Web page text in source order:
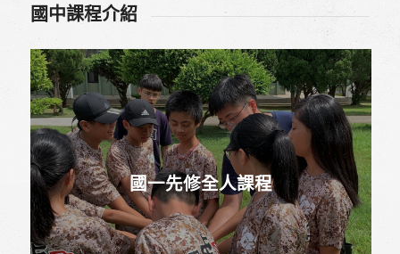
國中課程介紹
國一先修全人課程